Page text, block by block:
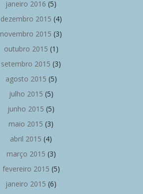
janeiro 2016 (5)
dezembro 2015 (4)
novembro 2015 (3)
outubro 2015 (1)
setembro 2015 (3)
agosto 2015 (5)
julho 2015 (5)
junho 2015 (5)
maio 2015 (3)
abril 2015 (4)
março 2015 (3)
fevereiro 2015 (5)
janeiro 2015 (6)